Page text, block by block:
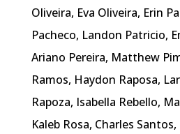
Oliveira, Eva Oliveira, Erin
Pacheco, Landon Patricio,
Ariano Pereira, Matthew
Ramos, Haydon Raposa,
Rapoza, Isabella Rebello,
Kaleb Rosa, Charles